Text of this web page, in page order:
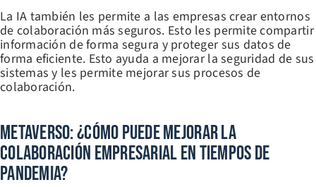
La IA también les permite a las empresas crear entornos
de colaboración más seguros. Esto les permite compartir
información de forma segura y proteger sus datos de
forma eficiente. Esto ayuda a mejorar la seguridad de sus
sistemas y les permite mejorar sus procesos de
colaboración.
Metaverso: ¿Cómo Puede Mejorar La
Colaboración Empresarial En Tiempos De
Pandemia?